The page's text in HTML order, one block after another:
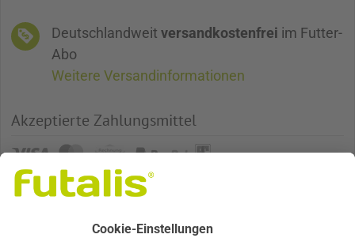
Deutschlandweitversandkostenfrei im Futter-
Abo
Weitere Versandinformationen
Akzeptierte Zahlungsmittel